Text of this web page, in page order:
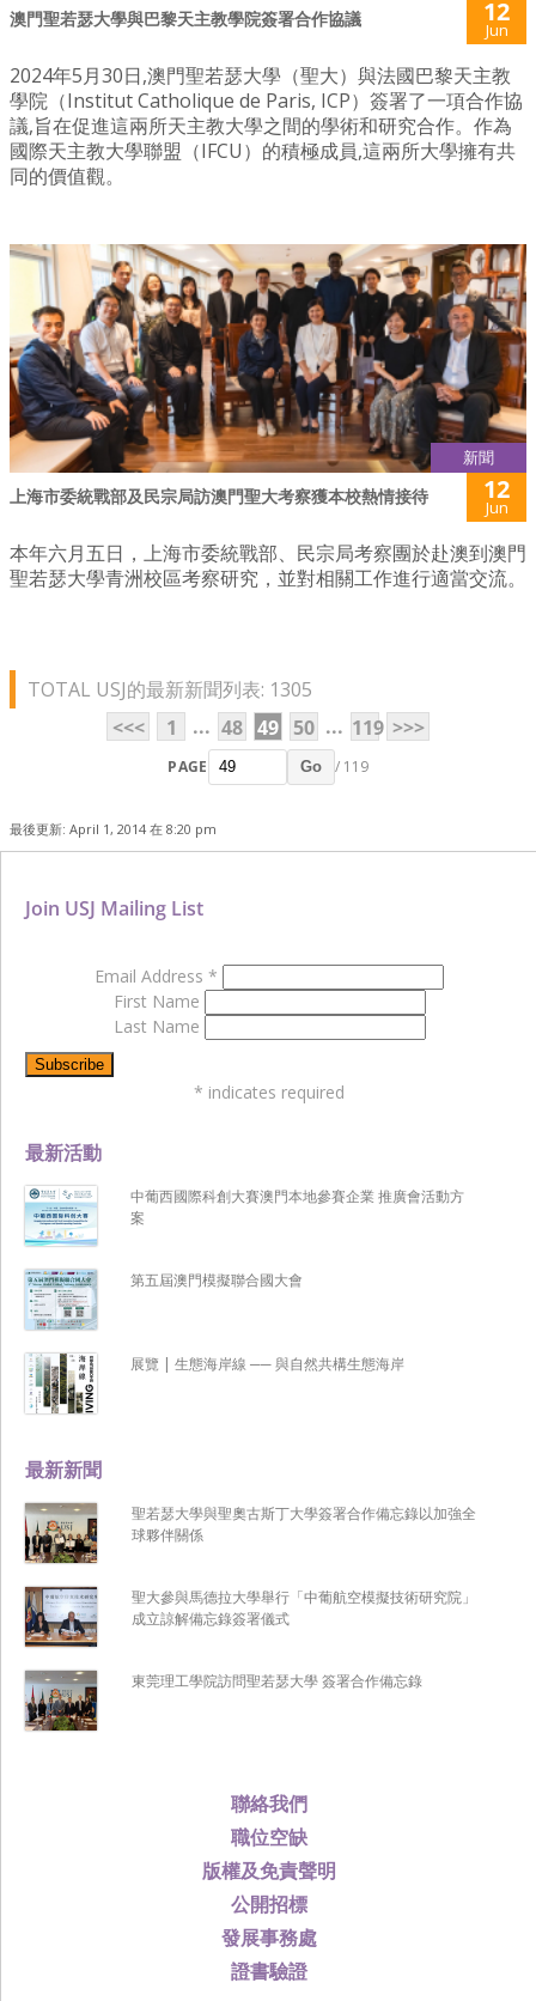
澳門聖若瑟大學與巴黎天主教學院簽署合作協議 12
Jun
2024年5月30日,澳門聖若瑟大學（聖大）與法國巴黎天主教
學院（Institut Catholique de Paris, ICP）簽署了一項合作協
議,旨在促進這兩所天主教大學之間的學術和研究合作。作為
國際天主教大學聯盟（IFCU）的積極成員,這兩所大學擁有共
同的價值觀。
新聞
上海市委統戰部及民宗局訪澳門聖大考察獲本校熱情接待 12
Jun
本年六月五日，上海市委統戰部、民宗局考察團於赴澳到澳門
聖若瑟大學青洲校區考察研究，並對相關工作進行適當交流。
TOTAL USJ的最新新聞列表: 1305
<<<
1 ... 48 49 50 ... 119 >>>
PAGE Go / 119
最後更新: April 1, 2014 在 8:20 pm
聯絡我們
職位空缺
版權及免責聲明
公開招標
發展事務處
證書驗證
最新新聞
聖若瑟大學與聖奧古斯丁大學簽署合作備忘錄以加強全
球夥伴關係
聖大參與馬德拉大學舉行「中葡航空模擬技術研究院」
成立諒解備忘錄簽署儀式
東莞理工學院訪問聖若瑟大學 簽署合作備忘錄
最新活動
中葡西國際科創大賽澳門本地參賽企業 推廣會活動方
案
第五屆澳門模擬聯合國大會
展覽 | 生態海岸線 ── 與自然共構生態海岸
Join USJ Mailing List
Email Address *
First Name
Last Name
* indicates required